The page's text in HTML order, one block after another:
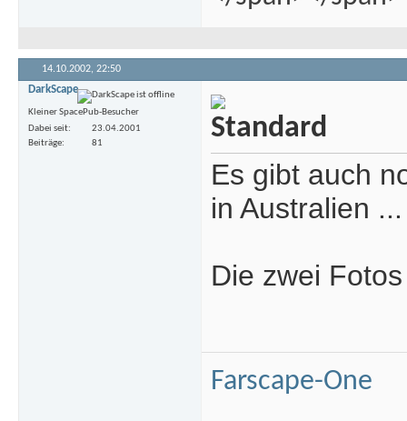
14.10.2002, 22:50
DarkScape
Kleiner SpacePub-Besucher
Dabei seit
23.04.2001
Beiträge
81
Es gibt auch
in Australien
Die zwei
Farscape-One